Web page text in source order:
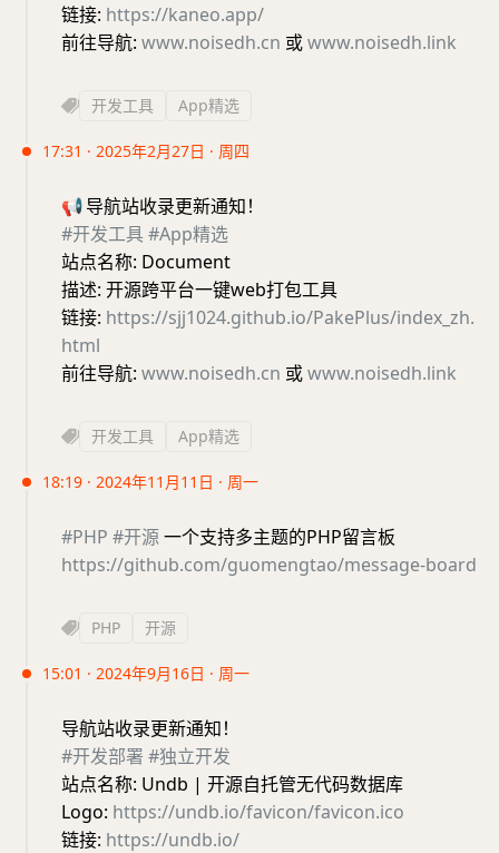
链接: https://kaneo.app/
前往导航: www.noisedh.cn 或www.noisedh.link
开发工具 App精选
17:31 · 2025年2月27日 · 周四
📢导航站收录更新通知！
#开发工具#App精选
站点名称: Document
描述: 开源跨平台一键web打包工具
链接: https://sjj1024.github.io/PakePlus/index_zh.
html
前往导航: www.noisedh.cn 或www.noisedh.link
开发工具 App精选
18:19 · 2024年11月11日 · 周一
#PHP #开源一个支持多主题的PHP留言板
https://github.com/guomengtao/message-board
PHP 开源
15:01 · 2024年9月16日 · 周一
导航站收录更新通知！
#开发部署 #独立开发
站点名称: Undb | 开源自托管无代码数据库
Logo: https://undb.io/favicon/favicon.ico
链接: https://undb.io/